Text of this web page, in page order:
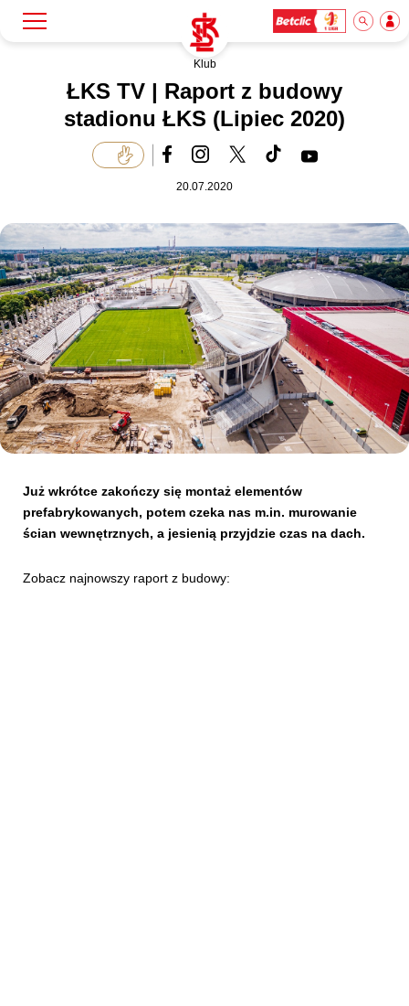
Akademia
Biznes
Dla mediów
Kibice
Klub
ŁKS TV | Raport z budowy
stadionu ŁKS (Lipiec 2020)
20.07.2020
Już wkrótce zakończy się montaż elementów
prefabrykowanych, potem czeka nas m.in. murowanie
ścian wewnętrznych, a jesienią przyjdzie czas na dach.
Zobacz najnowszy raport z budowy: